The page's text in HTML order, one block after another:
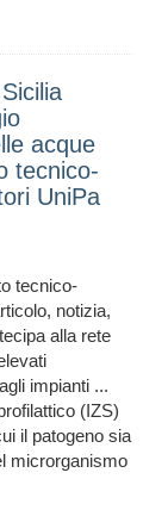
acque
tecnico-
UniPa
tecnico-
notizia,
alla rete
impianti ...
(IZS)
il patogeno sia
microrganismo